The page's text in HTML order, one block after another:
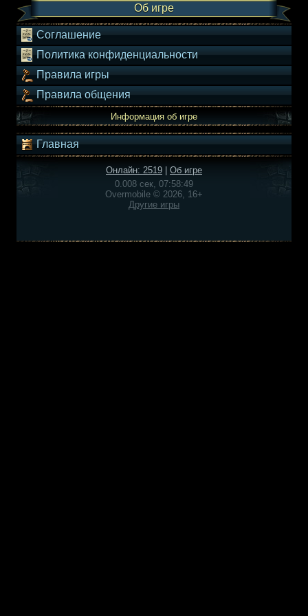
Об игре
Соглашение
Политика конфиденциальности
Правила игры
Правила общения
Информация об игре
Главная
Онлайн: 2519
Об игре
0.008 сек, 07:58:49
Overmobile © 2026, 16+
Другие игры